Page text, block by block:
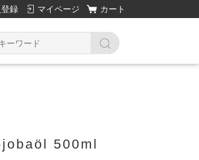
録 マイページ カート
500ml